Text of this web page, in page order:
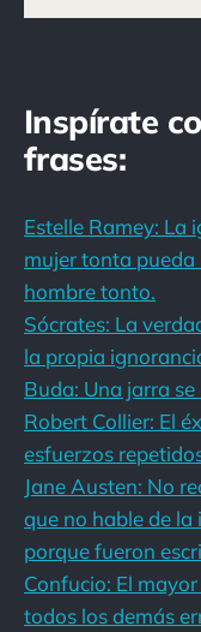
Inspírate
frases:
Estelle Ramey: La
mujer tonta pueda
hombre tonto.
Sócrates: La
la propia
Buda: Una jarra
Robert Collier: El
esfuerzos
Jane Austen: No
que no hable de
porque fueron
Confucio: El
todos los demás